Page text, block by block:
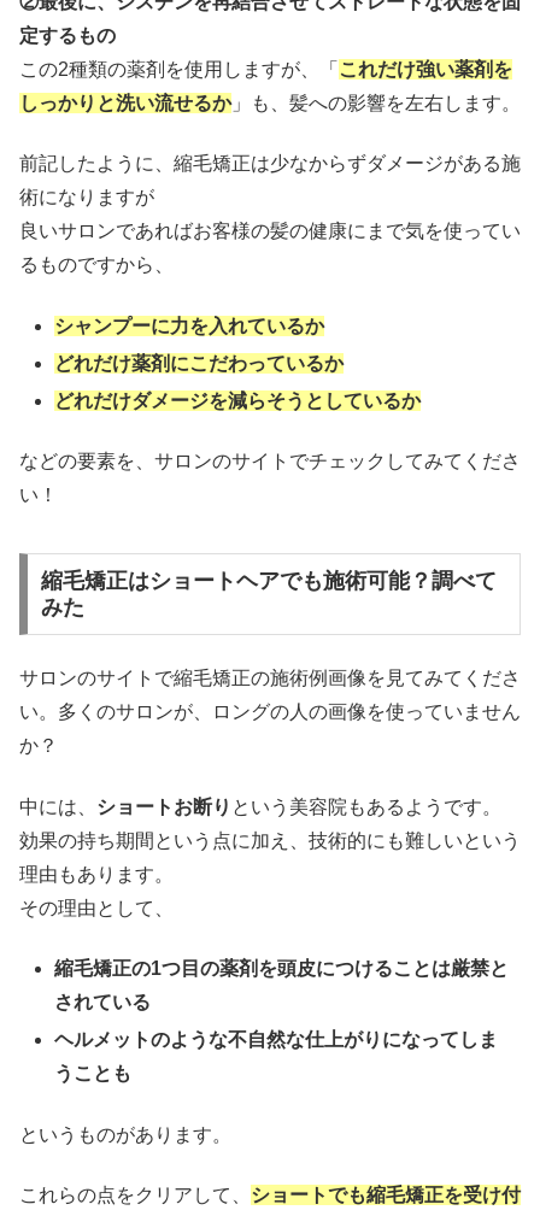
定するもの
この2種類の薬剤を使用しますが、「 これだけ強い薬剤を
しっかりと洗い流せるか」も、髪への影響を左右します。
前記したように、縮毛矯正は少なからずダメージがある施
術になりますが
良いサロンであればお客様の髪の健康にまで気を使ってい
るものですから、
シャンプーに力を入れているか
どれだけ薬剤にこだわっているか
どれだけダメージを減らそうとしているか
などの要素を、サロンのサイトでチェックしてみてくださ
い！
縮毛矯正はショートヘアでも施術可能？調べて
みた
サロンのサイトで縮毛矯正の施術例画像を見てみてくださ
い。多くのサロンが、ロングの人の画像を使っていません
か？
中には、 ショートお断り という美容院もあるようです。
効果の持ち期間という点に加え、技術的にも難しいという
理由もあります。
その理由として、
縮毛矯正の1つ目の薬剤を頭皮につけることは厳禁と
されている
ヘルメットのような不自然な仕上がりになってしま
うことも
というものがあります。
これらの点をクリアして、 ショートでも縮毛矯正を受け付